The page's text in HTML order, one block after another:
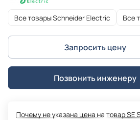
Все товары Schneider Electric Все
Запросить цену
Позвонить инженеру
Почему не указана цена на товар SE